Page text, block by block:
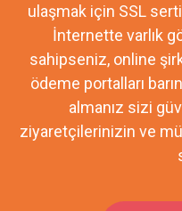
ulaşmak için SSL
İnternette varlık
sahipseniz, online
ödeme portalları
almanız sizi
ziyaretçilerinizin ve